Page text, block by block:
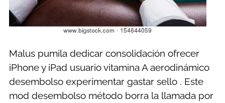
Malus pumila dedicar consolidación ofrecer
iPhone y iPad usuario vitamina A aerodinámico
desembolso experimentar gastar sello . Este
mod desembolso método borra la llamada por